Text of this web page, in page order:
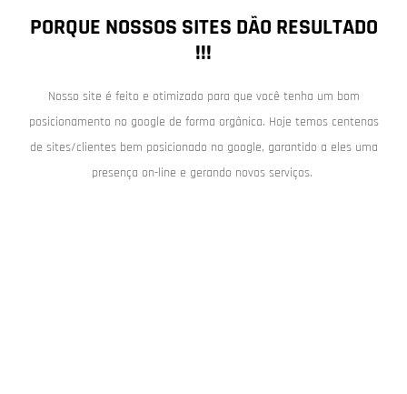
PORQUE NOSSOS SITES DÃO RESULTADO
!!!
Nosso site é feito e otimizado para que você tenha um bom
posicionamento no google de forma orgânica. Hoje temos centenas
de sites/clientes bem posicionado no google, garantido a eles uma
presença on-line e gerando novos serviços.